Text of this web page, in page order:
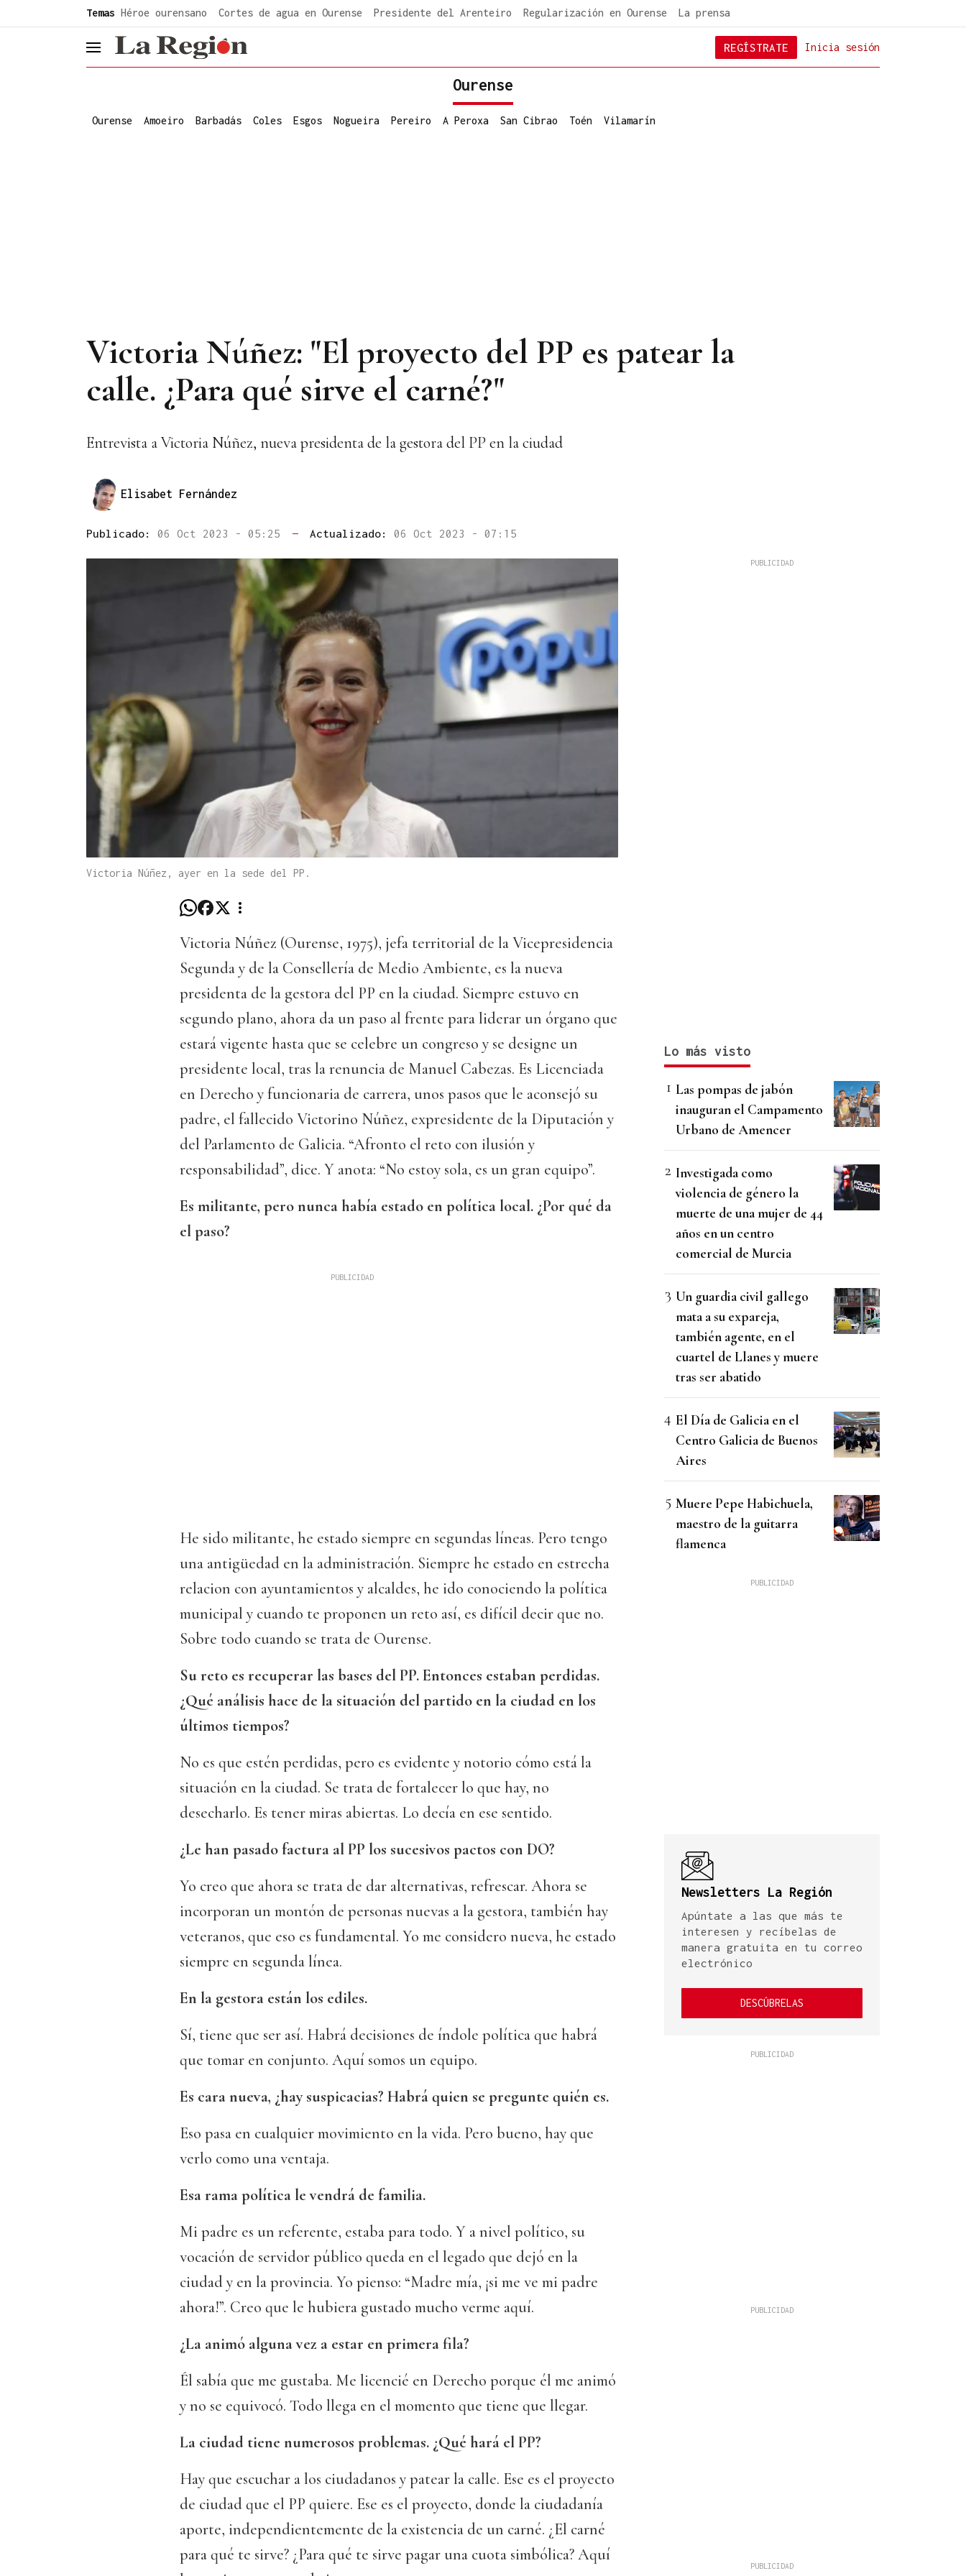
Temas Héroe ourensano Cortes de agua en Ourense Presidente del Arenteiro Regularización en Ourense La prensa
header.menu.open Inicia sesión
REGÍSTRATE
Ourense
Ourense Amoeiro Barbadás Coles Esgos Nogueira Pereiro A Peroxa San Cibrao Toén Vilamarín
Victoria Núñez: "El proyecto del PP es patear la
calle. ¿Para qué sirve el carné?"
Entrevista a Victoria Núñez, nueva presidenta de la gestora del PP en la ciudad
Elisabet Fernández
Publicado: 06 Oct 2023 - 05:25 — Actualizado: 06 Oct 2023 - 07:15
Victoria Núñez, ayer en la sede del PP.
Victoria Núñez (Ourense, 1975), jefa territorial de la Vicepresidencia
Segunda y de la Consellería de Medio Ambiente, es la nueva
presidenta de la gestora del PP en la ciudad. Siempre estuvo en
segundo plano, ahora da un paso al frente para liderar un órgano que
estará vigente hasta que se celebre un congreso y se designe un
presidente local, tras la renuncia de Manuel Cabezas. Es Licenciada
en Derecho y funcionaria de carrera, unos pasos que le aconsejó su
padre, el fallecido Victorino Núñez, expresidente de la Diputación y
del Parlamento de Galicia. “Afronto el reto con ilusión y
responsabilidad”, dice. Y anota: “No estoy sola, es un gran equipo”.
Es militante, pero nunca había estado en política local. ¿Por qué da
el paso?
He sido militante, he estado siempre en segundas líneas. Pero tengo
una antigüedad en la administración. Siempre he estado en estrecha
relacion con ayuntamientos y alcaldes, he ido conociendo la política
municipal y cuando te proponen un reto así, es difícil decir que no.
Sobre todo cuando se trata de Ourense.
Su reto es recuperar las bases del PP. Entonces estaban perdidas.
¿Qué análisis hace de la situación del partido en la ciudad en los
últimos tiempos?
No es que estén perdidas, pero es evidente y notorio cómo está la
situación en la ciudad. Se trata de fortalecer lo que hay, no
desecharlo. Es tener miras abiertas. Lo decía en ese sentido.
¿Le han pasado factura al PP los sucesivos pactos con DO?
Yo creo que ahora se trata de dar alternativas, refrescar. Ahora se
incorporan un montón de personas nuevas a la gestora, también hay
veteranos, que eso es fundamental. Yo me considero nueva, he estado
siempre en segunda línea.
En la gestora están los ediles.
Sí, tiene que ser así. Habrá decisiones de índole política que habrá
que tomar en conjunto. Aquí somos un equipo.
Es cara nueva, ¿hay suspicacias? Habrá quien se pregunte quién es.
Eso pasa en cualquier movimiento en la vida. Pero bueno, hay que
verlo como una ventaja.
Esa rama política le vendrá de familia.
Mi padre es un referente, estaba para todo. Y a nivel político, su
vocación de servidor público queda en el legado que dejó en la
ciudad y en la provincia. Yo pienso: “Madre mía, ¡si me ve mi padre
ahora!”. Creo que le hubiera gustado mucho verme aquí.
¿La animó alguna vez a estar en primera fila?
Él sabía que me gustaba. Me licencié en Derecho porque él me animó
y no se equivocó. Todo llega en el momento que tiene que llegar.
La ciudad tiene numerosos problemas. ¿Qué hará el PP?
Hay que escuchar a los ciudadanos y patear la calle. Ese es el proyecto
de ciudad que el PP quiere. Ese es el proyecto, donde la ciudadanía
aporte, independientemente de la existencia de un carné. ¿El carné
para qué te sirve? ¿Para qué te sirve pagar una cuota simbólica? Aquí
Lo más visto
Las pompas de jabón
inauguran el Campamento
Urbano de Amencer
Investigada como
violencia de género la
muerte de una mujer de 44
años en un centro
comercial de Murcia
Un guardia civil gallego
mata a su expareja,
también agente, en el
cuartel de Llanes y muere
tras ser abatido
El Día de Galicia en el
Centro Galicia de Buenos
Aires
Muere Pepe Habichuela,
maestro de la guitarra
flamenca
Newsletters La Región
Apúntate a las que más te
interesen y recíbelas de
manera gratuita en tu correo
electrónico
DESCÚBRELAS